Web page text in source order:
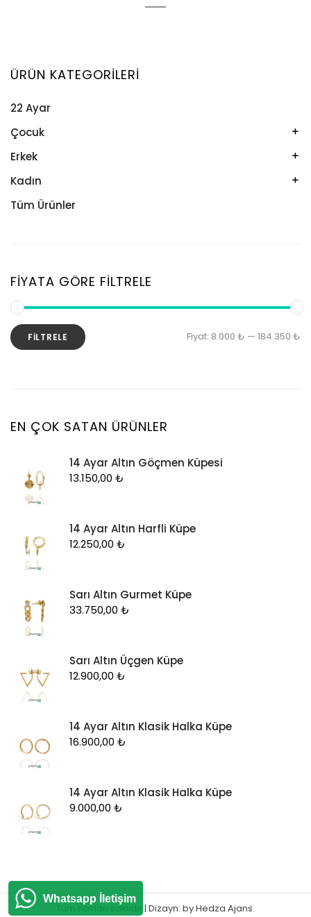
ÜRÜN KATEGORILERI
22 Ayar
Çocuk
Kelepçe
Kolye
Künye
Erkek
Kelepçe
Künye
Kadın
Bileklik
Küpe
Zincir
Tüm Ürünler
FIYATA GÖRE FILTRELE
FILTRELE Fiyat: 8.000 ₺ — 184.350 ₺
EN ÇOK SATAN ÜRÜNLER
14 Ayar Altın Göçmen Küpesi
13.150,00 ₺
14 Ayar Altın Harfli Küpe
12.250,00 ₺
Sarı Altın Gurmet Küpe
33.750,00 ₺
Sarı Altın Üçgen Küpe
12.900,00 ₺
14 Ayar Altın Klasik Halka Küpe
16.900,00 ₺
14 Ayar Altın Klasik Halka Küpe
9.000,00 ₺
Tüm hakları saklıdır | Dizayn: byHedza Ajans.
Whatsapp İletişim